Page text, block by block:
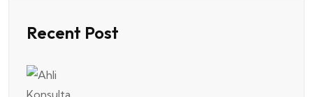
Recent Post